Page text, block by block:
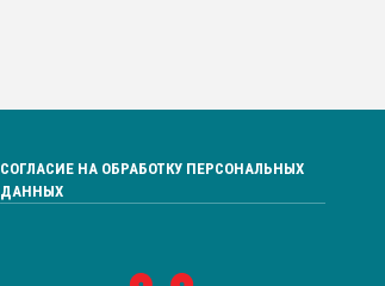
СОГЛАСИЕ НА ОБРАБОТКУ ПЕРСОНАЛЬНЫХ
ДАННЫХ